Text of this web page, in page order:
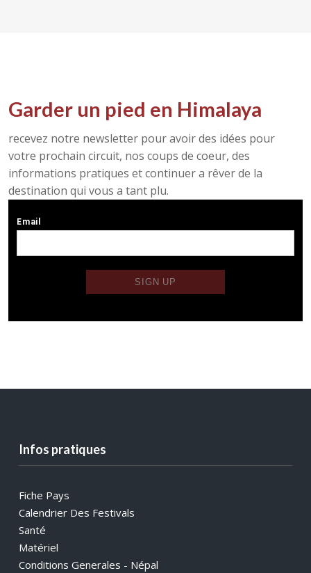
Garder un pied en Himalaya
recevez notre newsletter pour avoir des idées pour
votre prochain circuit, nos coups de coeur, des
informations pratiques et continuer a rêver de la
destination qui vous a tant plu.
Infos pratiques
Fiche Pays
Calendrier Des Festivals
Santé
Matériel
Conditions Generales - Népal